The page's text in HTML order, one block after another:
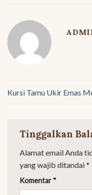
Kursi Tamu Ukir Emas
Tinggalkan
Alamat email Anda
yang wajib ditandai*
Komentar *